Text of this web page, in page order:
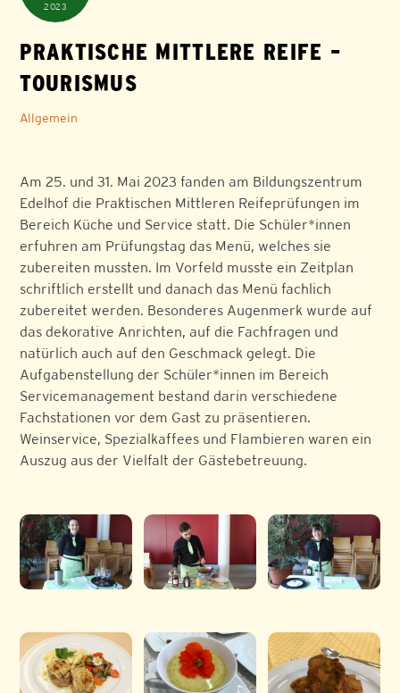
2023
PRAKTISCHE MITTLERE REIFE –
TOURISMUS
Allgemein
Am 25. und 31. Mai 2023 fanden am Bildungszentrum
Edelhof die Praktischen Mittleren Reifeprüfungen im
Bereich Küche und Service statt. Die Schüler*innen
erfuhren am Prüfungstag das Menü, welches sie
zubereiten mussten. Im Vorfeld musste ein Zeitplan
schriftlich erstellt und danach das Menü fachlich
zubereitet werden. Besonderes Augenmerk wurde auf
das dekorative Anrichten, auf die Fachfragen und
natürlich auch auf den Geschmack gelegt. Die
Aufgabenstellung der Schüler*innen im Bereich
Servicemanagement bestand darin verschiedene
Fachstationen vor dem Gast zu präsentieren.
Weinservice, Spezialkaffees und Flambieren waren ein
Auszug aus der Vielfalt der Gästebetreuung.